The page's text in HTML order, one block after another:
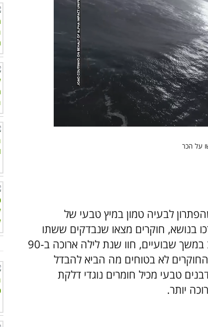
לבעיה טמון במיץ טבעי של
בנושא, חוקרים מצאו שנבדקים ששתו
220 מ"ל מיץ דובדבנים טבעי בבוקר ובערב במשך שבועיים, חוו שנת לילה ארוכה ב-90
לא בטוחים מה הביא להבדל
טבעי מכיל חומרים נוגדי דלקת
יותר.